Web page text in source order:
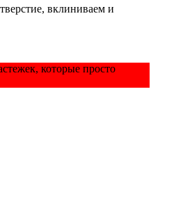
вклиниваем и
которые просто